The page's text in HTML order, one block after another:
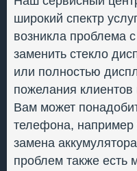
широкий спектр
возникла проблема
заменить стекло
или полностью
пожелания
Вам может
телефона,
замена
проблем также есть